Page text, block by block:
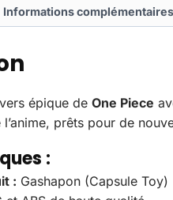
Informations complémentaires
épique de One Piece
prêts pour de
:
: Gashapon (Capsule Toy)